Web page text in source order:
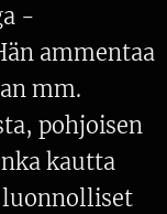
-
ammentaa
mm.
pohjoisen
kautta
luonnolliset